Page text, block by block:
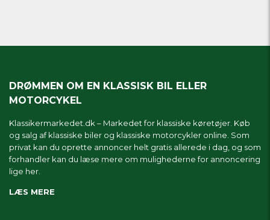
DRØMMEN OM EN KLASSISK BIL ELLER
MOTORCYKEL
Klassikermarkedet.dk – Markedet for klassiske køretøjer. Køb
og salg af klassiske biler og klassiske motorcykler online. Som
privat kan du oprette annoncer helt gratis allerede i dag, og som
forhandler kan du læse mere om mulighederne for annoncering
lige her.
LÆS MERE